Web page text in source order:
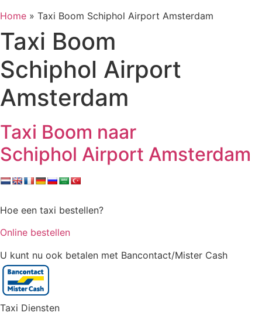
Home » Taxi Boom Schiphol Airport Amsterdam
Taxi Boom
Schiphol Airport
Amsterdam
Taxi Boom naar
Schiphol Airport Amsterdam
Hoe een taxi bestellen?
Online bestellen
U kunt nu ook betalen met Bancontact/Mister Cash
Taxi Diensten